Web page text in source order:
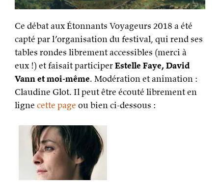
Ce débat aux Étonnants Voyageurs 2018 a été
capté par l’organisation du festival, qui rend ses
tables rondes librement accessibles (merci à
eux !) et faisait participerEstelle Faye, David
Vann et moi-même. Modération et animation :
Claudine Glot. Il peut être écouté librement en
ligne cette page ou bien ci-dessous :